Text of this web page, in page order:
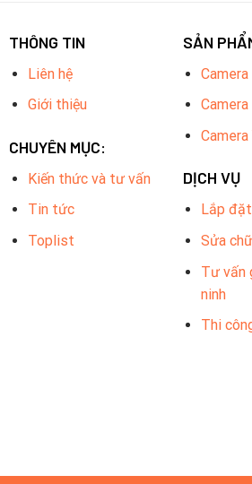
THÔNG TIN
Liên hệ
Giới thiệu
CHUYÊN MỤC:
Kiến thức và tư vấn
Tin tức
Toplist
SẢN
DỊCH VỤ
Lắp
Sửa
Tư vấn
ninh
Thi